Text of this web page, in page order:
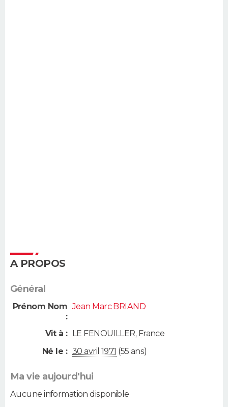
A PROPOS
Général
Prénom Nom
:
Jean Marc BRIAND
Vit à : LE FENOUILLER, France
Né le : 30 avril 1971 (55 ans)
Ma vie aujourd'hui
Aucune information disponible